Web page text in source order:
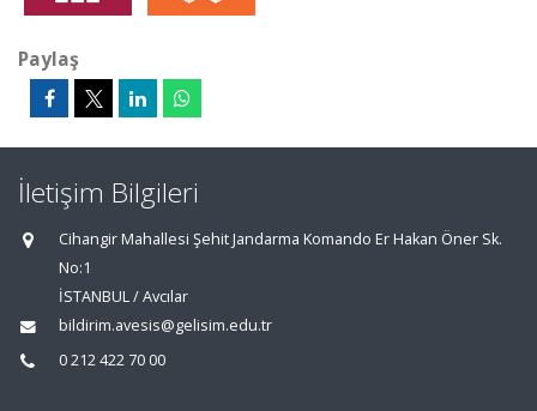
Paylaş
İletişim Bilgileri
Cihangir Mahallesi Şehit Jandarma Komando Er Hakan Öner Sk.
No:1
İSTANBUL / Avcılar
bildirim.avesis@gelisim.edu.tr
0 212 422 70 00